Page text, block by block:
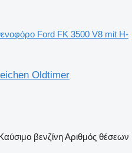
Ford FK 3500 V8 mit H-
Oldtimer
βενζίνηΑριθμός θέσεων